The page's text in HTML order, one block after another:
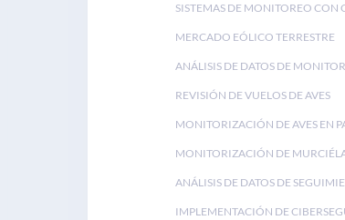
SISTEMAS DE MONITOREO CON
MERCADO EÓLICO TERRESTRE
ANÁLISIS DE DATOS DE
REVISIÓN DE VUELOS DE AVES
MONITORIZACIÓN DE AVES EN
MONITORIZACIÓN DE
ANÁLISIS DE DATOS DE
IMPLEMENTACIÓN DE